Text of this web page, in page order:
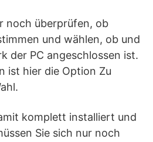
noch überprüfen, ob
und wählen, ob und
der PC angeschlossen ist.
ist hier die Option Zu
komplett installiert und
Sie sich nur noch